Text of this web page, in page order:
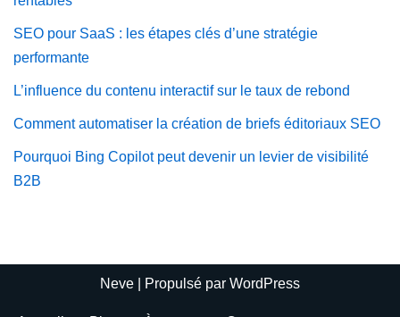
SEO pour SaaS : les étapes clés d’une stratégie
performante
L’influence du contenu interactif sur le taux de rebond
Comment automatiser la création de briefs éditoriaux SEO
Pourquoi Bing Copilot peut devenir un levier de visibilité
B2B
Neve | Propulsé par WordPress